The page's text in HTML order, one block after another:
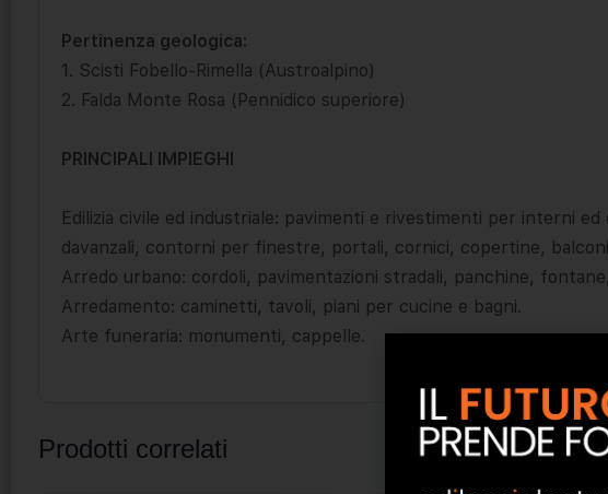
Pertinenza geologica:
1. Scisti Fobello-Rimella (Austroalpino)
2. Falda Monte Rosa (Pennidico superiore)
PRINCIPALI IMPIEGHI
Edilizia civile ed industriale: pavimenti e rivestimenti per interni
davanzali, contorni per finestre, portali, cornici, copertine,
Arredo urbano: cordoli, pavimentazioni stradali, panchine,
Arredamento: caminetti, tavoli, piani per cucine e bagni.
Arte funeraria: monumenti, cappelle.
Prodotti correlati